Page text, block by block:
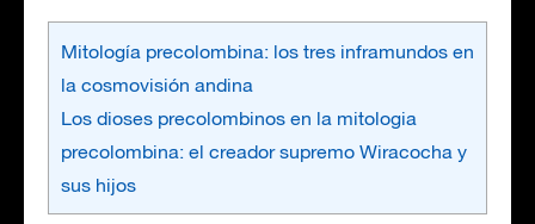
Mitología precolombina: los tres inframundos en
la cosmovisión andina
Los dioses precolombinos en la mitologia
precolombina: el creador supremo Wiracocha y
sus hijos